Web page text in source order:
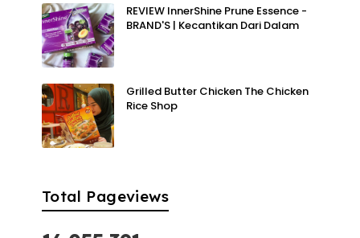
REVIEW InnerShine Prune Essence -
BRAND'S | Kecantikan Dari Dalam
Grilled Butter Chicken The Chicken
Rice Shop
Total Pageviews